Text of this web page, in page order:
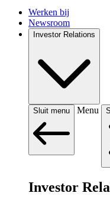
Werken bij
Newsroom
Investor Relations
Sluit menu Menu
Investor